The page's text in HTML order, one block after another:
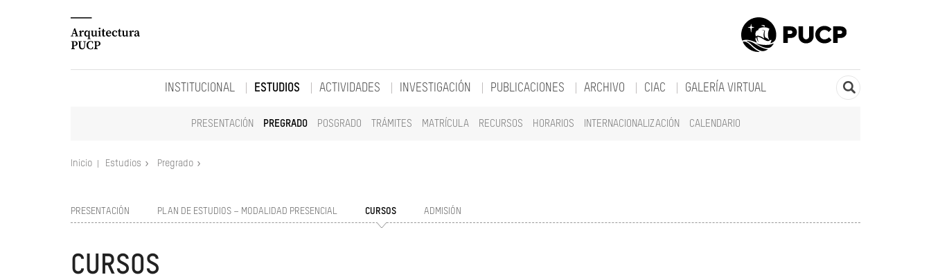
INSTITUCIONAL ESTUDIOS
PRESENTACIÓN PREGRADO POSGRADO TRÁMITES MATRÍCULA RECURSOS HORARIOS INTERNACIONALIZACIÓN CALENDARIO
ACTIVIDADES INVESTIGACIÓN PUBLICACIONES ARCHIVO CIAC GALERÍA VIRTUAL
Inicio Estudios Pregrado
PRESENTACIÓN PLAN DE ESTUDIOS – MODALIDAD PRESENCIAL CURSOS ADMISIÓN
CURSOS